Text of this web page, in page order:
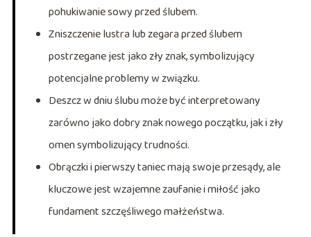
pohukiwanie sowy przed ślubem.
Zniszczenie lustra lub zegara przed ślubem
postrzegane jest jako zły znak, symbolizujący
potencjalne problemy w związku.
Deszcz w dniu ślubu może być interpretowany
zarówno jako dobry znak nowego początku, jak i zły
omen symbolizujący trudności.
Obrączki i pierwszy taniec mają swoje przesądy, ale
kluczowe jest wzajemne zaufanie i miłość jako
fundament szczęśliwego małżeństwa.